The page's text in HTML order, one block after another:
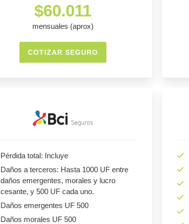
$60.011
mensuales (aprox)
COTIZAR SEGURO
Pérdida total: Incluye
Daños a terceros: Hasta 1000 UF entre
daños emergentes, morales y lucro
cesante, y 500 UF cada uno.
Daños emergentes UF 500
Daños morales UF 500